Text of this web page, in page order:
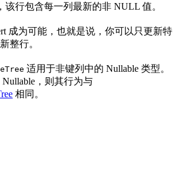
该行包含每一列最新的非 NULL 值。
成为可能，也就是说，你可以只更新特
整行。
适用于非键列中的 Nullable 类型。
，则其行为与
相同。